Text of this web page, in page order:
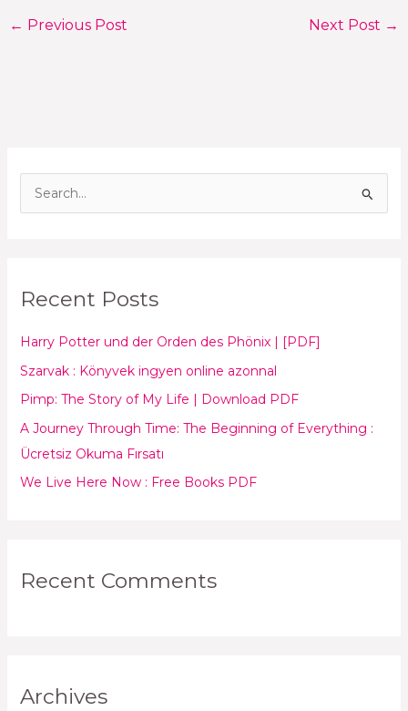
c
f
o
r
:
Recent Posts
Harry Potter und der Orden des Phönix | [PDF]
Szarvak : Könyvek ingyen online azonnal
Pimp: The Story of My Life | Download PDF
A Journey Through Time: The Beginning of Everything :
Ücretsiz Okuma Fırsatı
We Live Here Now : Free Books PDF
Recent Comments
Archives
← Previous Post Next Post →